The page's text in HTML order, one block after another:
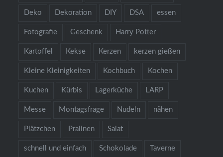
Deko Dekoration DIY DSA essen
Fotografie Geschenk Harry Potter
Kartoffel Kekse Kerzen kerzen gießen
Kleine Kleinigkeiten Kochbuch Kochen
Kuchen Kürbis Lagerküche LARP
Messe Montagsfrage Nudeln nähen
Plätzchen Pralinen Salat
schnell und einfach Schokolade Taverne